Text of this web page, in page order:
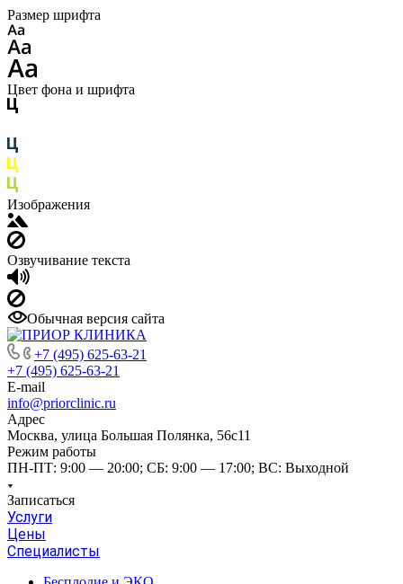
Размер шрифта
Цвет фона и шрифта
Изображения
Озвучивание текста
Обычная версия сайта
+7 (495) 625-63-21
+7 (495) 625-63-21
E-mail
info@priorclinic.ru
Адрес
Москва, улица Большая Полянка, 56с11
Режим работы
ПН-ПТ: 9:00 — 20:00; СБ: 9:00 — 17:00; ВС: Выходной
Записаться
Услуги
Цены
Специалисты